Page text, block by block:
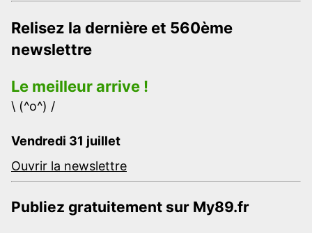
Relisez la dernière et 560ème
newslettre
Le meilleur arrive !
\ (^o^) /
Vendredi 31 juillet
Ouvrir la newslettre
Publiez gratuitement sur My89.fr